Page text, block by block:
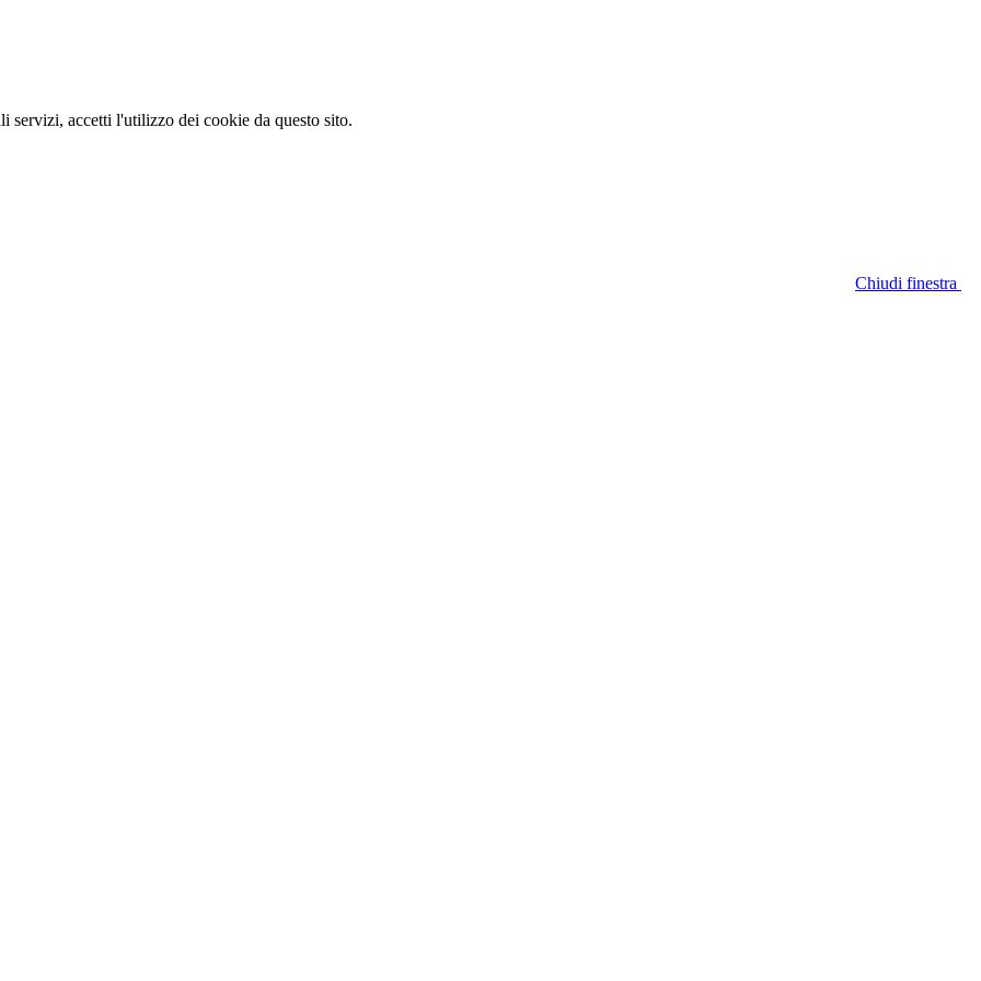
accetti l'utilizzo dei cookie da questo sito.
Chiudi finestra